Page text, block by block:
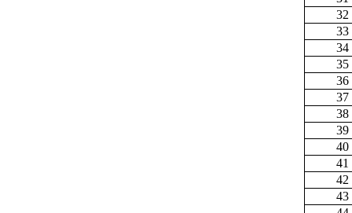
32
33
34
35
36
37
38
39
40
41
42
43